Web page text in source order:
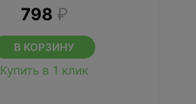
798 ₽
В КОРЗИНУ
Купить в 1 клик